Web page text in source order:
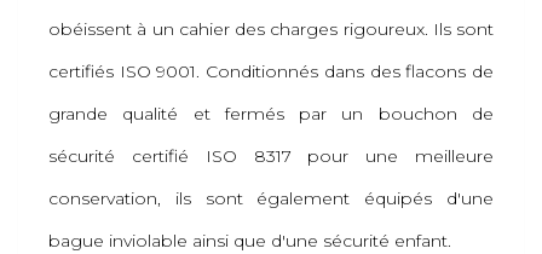
obéissent à un cahier des charges rigoureux. Ils sont
certifiés ISO 9001. Conditionnés dans des flacons de
grande qualité et fermés par un bouchon de
sécurité certifié ISO 8317 pour une meilleure
conservation, ils sont également équipés d'une
bague inviolable ainsi que d'une sécurité enfant.